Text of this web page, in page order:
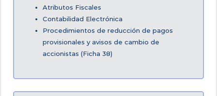
Atributos Fiscales
Contabilidad Electrónica
Procedimientos de reducción de pagos
provisionales y avisos de cambio de
accionistas (Ficha 38)